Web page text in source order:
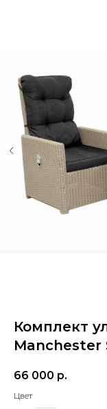
Комплект
Manchester
66 000 р.
Цвет